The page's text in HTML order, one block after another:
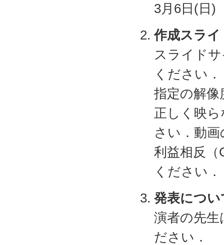
3月6日(日
作成スラ
スライド
ください．
指定の解
正しく映
さい．動
利益相反
ください．
発表につい
演者の先生
ださい．